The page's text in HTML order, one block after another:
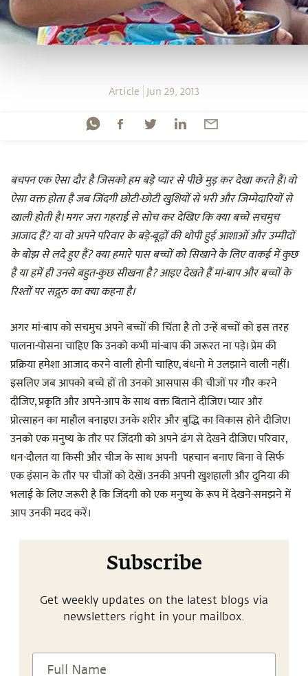
Article Jun 29, 2013
बचपन एक ऐसा दौर है जिसको हम बड़े प्यार से पीछे मुड़ कर देखा करते हैं। वो
ऐसा वक्त होता है जब जिंदगी छोटी-छोटी खुशियों से भरी और जिम्मेदारियों से
खाली होती है। मगर जरा गहराई से सोच कर देखिए कि क्या बच्चे सचमुच
आजाद हैं? या वो अपने परिवार के बड़े-बूढ़ों की थोपी हुई आशाओं और उम्मीदों
के बोझ से लदे हुए हैं? क्या हमारे पास बच्चों को सिखाने के लिए वाकई में कुछ
है या हमें ही उनसे बहुत-कुछ सीखना है? आइए देखते हैं मां-बाप और बच्चों के
रिश्तों पर सद्गुरु का क्‍या कहना है।
अगर मां-बाप को सचमुच अपने बच्चों की चिंता है तो उन्हें बच्चों को इस तरह
पालना-पोसना चाहिए कि उनको कभी मां-बाप की जरूरत ना पड़े। प्रेम की
प्रक्रिया हमेशा आजाद करने वाली होनी चाहिए, बंधनो मे उलझाने वाली नहीं।
इसलिए जब आपको बच्चे हों तो उनको आसपास की चीजों पर गौर करने
दीजिए, प्रकृति और अपने-आप के साथ वक्त बिताने दीजिए। प्यार और
प्रोत्साहन का माहौल बनाइए। उनके शरीर और बुद्धि का विकास होने दीजिए।
उनको एक मनुष्य के तौर पर जिंदगी को अपने ढंग से देखने दीजिए। परिवार,
धन-दौलत या किसी और चीज के साथ अपनी पहचान बनाए बिना वे सिर्फ
एक इंसान के तौर पर चीजों को देखें। उनकी अपनी खुशहाली और दुनिया की
भलाई के लिए जरूरी है कि जिंदगी को एक मनुष्य के रूप में देखने-समझने में
आप उनकी मदद करें।
Subscribe
Get weekly updates on the latest blogs via
newsletters right in your mailbox.